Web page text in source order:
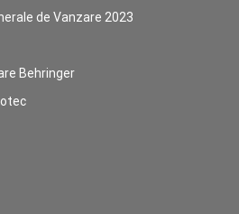
de Vanzare 2023
Behringer